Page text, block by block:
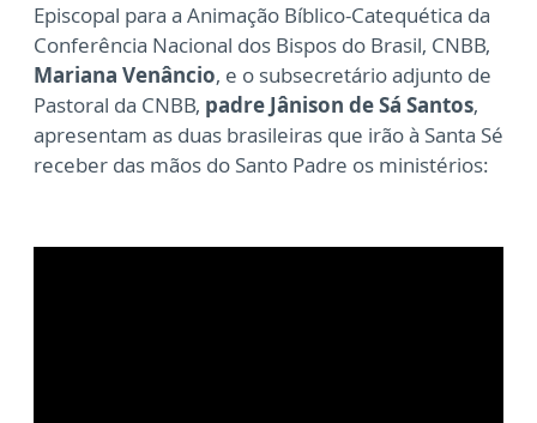
Episcopal para a Animação Bíblico-Catequética da
Conferência Nacional dos Bispos do Brasil, CNBB,
Mariana Venâncio, e o subsecretário adjunto de
Pastoral da CNBB, padre Jânison de Sá Santos,
apresentam as duas brasileiras que irão à Santa Sé
receber das mãos do Santo Padre os ministérios: